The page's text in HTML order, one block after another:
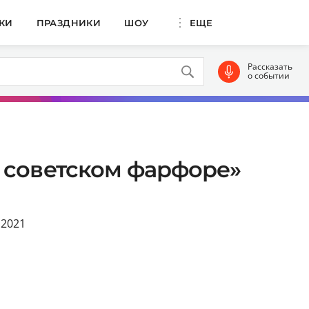
ПРАЗДНИКИ ШОУ ЕЩЕ
Рассказать
о событии
фарфоре»